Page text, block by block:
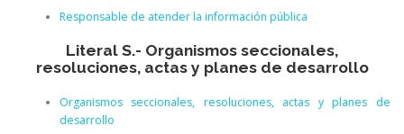
Responsable de atender la información pública
Literal S.- Organismos seccionales,
resoluciones, actas y planes de desarrollo
Organismos seccionales, resoluciones, actas y planes de
desarrollo